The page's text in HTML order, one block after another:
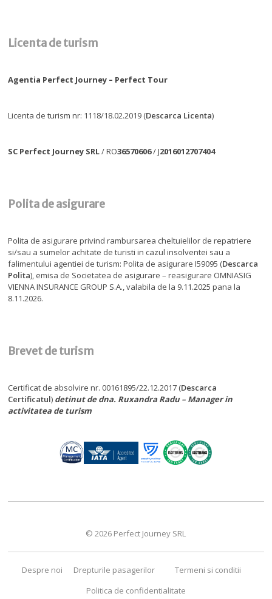
Licenta de turism
Agentia Perfect Journey – Perfect Tour
Licenta de turism nr: 1118/18.02.2019 (Descarca Licenta)
SC Perfect Journey SRL/ RO36570606/ J2016012707404
Polita de asigurare
Polita de asigurare privind rambursarea cheltuielilor de repatriere
si/sau a sumelor achitate de turisti in cazul insolventei sau a
falimentului agentiei de turism: Polita de asigurare I59095 (Descarca
Polita), emisa de Societatea de asigurare – reasigurare OMNIASIG
VIENNA INSURANCE GROUP S.A., valabila de la 9.11.2025 pana la
8.11.2026.
Brevet de turism
Certificat de absolvire nr. 00161895/22.12.2017 (Descarca
Certificatul) detinut de dna. Ruxandra Radu – Manager in
activitatea de turism
© 2026 Perfect Journey SRL
Despre noi Drepturile pasagerilor
Termeni si conditii
Politica de confidentialitate